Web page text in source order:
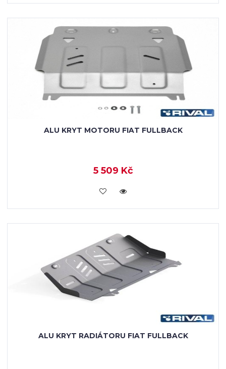
ALU KRYT MOTORU FIAT FULLBACK
5 509 Kč
KOUPIT
ALU KRYT RADIÁTORU FIAT FULLBACK